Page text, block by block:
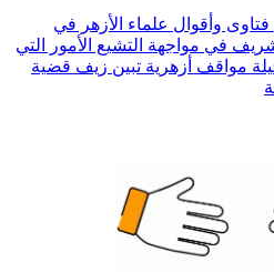
وأقوال علماء الأزهر في
في مواجهة التشيعالأمور التي
مواقف أزهرية تبين زيف قضية